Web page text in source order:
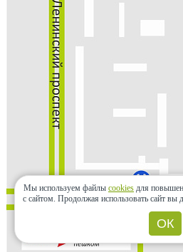
Мы используем файлы cookies для
с сайтом. Продолжая использовать сайт вы
ОК